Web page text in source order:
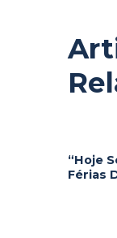
“Hoje
Férias